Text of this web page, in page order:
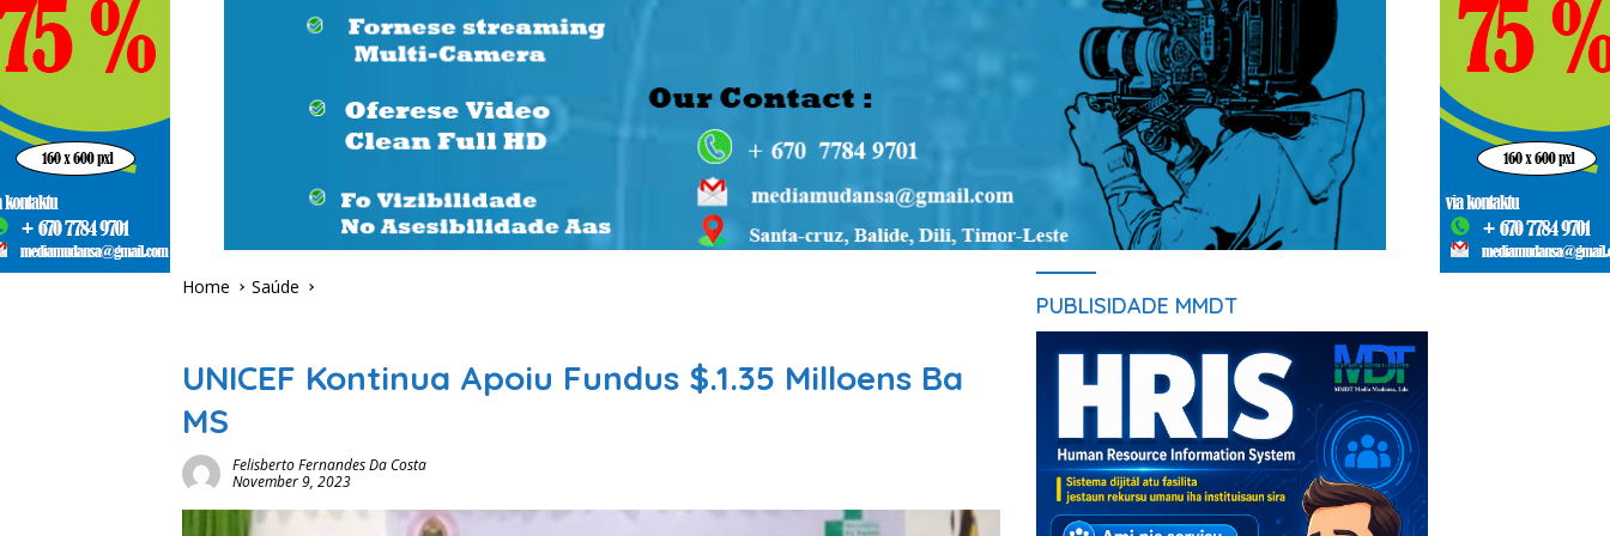
Home Saúde
UNICEF Kontinua Apoiu Fundus $.1.35 Milloens Ba
MS
Felisberto Fernandes Da Costa
November 9, 2023
PUBLISIDADE MMDT